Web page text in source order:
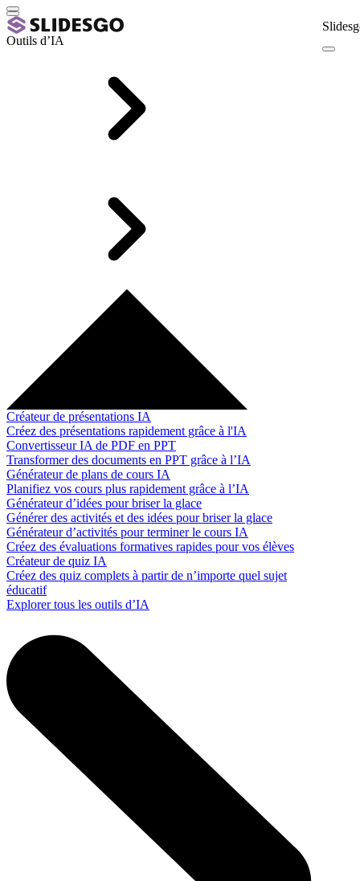
Outils d’IA
Créateur de présentations IA
Créez des présentations rapidement grâce à l'IA
Convertisseur IA de PDF en PPT
Transformer des documents en PPT grâce à l’IA
Générateur de plans de cours IA
Planifiez vos cours plus rapidement grâce à l’IA
Générateur d’idées pour briser la glace
Générer des activités et des idées pour briser la glace
Générateur d’activités pour terminer le cours IA
Créez des évaluations formatives rapides pour vos élèves
Créateur de quiz IA
Créez des quiz complets à partir de n’importe quel sujet
éducatif
Explorer tous les outils d’IA